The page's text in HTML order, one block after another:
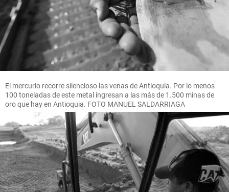
El mercurio recorre silencioso las venas de Antioquia. Por lo menos
100 toneladas de este metal ingresan a las más de 1.500 minas de
oro que hay en Antioquia. FOTO MANUEL SALDARRIAGA